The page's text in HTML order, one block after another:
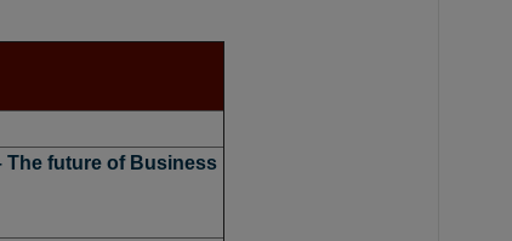
The future of Business